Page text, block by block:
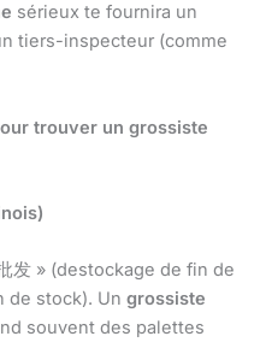
sérieux te fournira un
tiers-inspecteur (comme
trouver un grossiste
发 » (destockage de fin de
de stock). Un grossiste
souvent des palettes